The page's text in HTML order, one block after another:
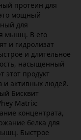
протеин для
мощный
для
мышц. В его
и гидролизат
и длительное
насыщенный
этот продукт
и активных людей.
Бисквит
Matrix:
концентрата,
белка для
Быстрое